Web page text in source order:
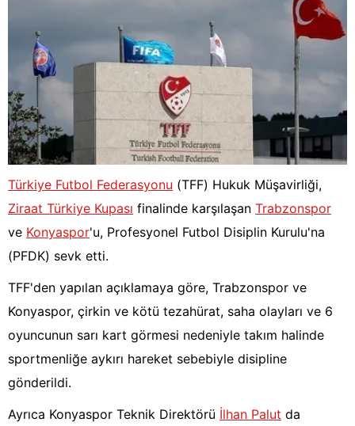
Türkiye Futbol Federasyonu (TFF) Hukuk Müşavirliği,
Ziraat Türkiye Kupası finalinde karşılaşan Trabzonspor
ve Konyaspor'u, Profesyonel Futbol Disiplin Kurulu'na
(PFDK) sevk etti.
TFF'den yapılan açıklamaya göre, Trabzonspor ve
Konyaspor, çirkin ve kötü tezahürat, saha olayları ve 6
oyuncunun sarı kart görmesi nedeniyle takım halinde
sportmenliğe aykırı hareket sebebiyle disipline
gönderildi.
Ayrıca Konyaspor Teknik Direktörü İlhan Palut da